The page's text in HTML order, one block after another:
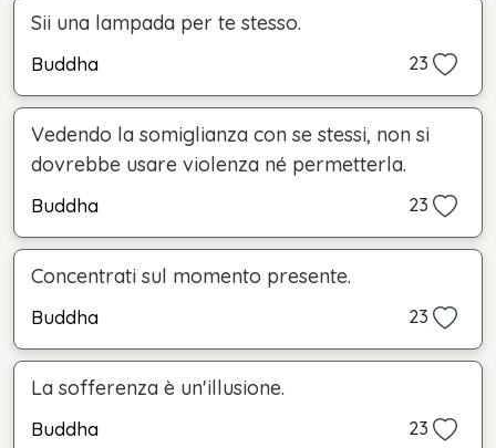
Sii una lampada per te stesso.
Buddha 23
Vedendo la somiglianza con se stessi, non si
dovrebbe usare violenza né permetterla.
Buddha 23
Concentrati sul momento presente.
Buddha 23
La sofferenza è un'illusione.
Buddha 23